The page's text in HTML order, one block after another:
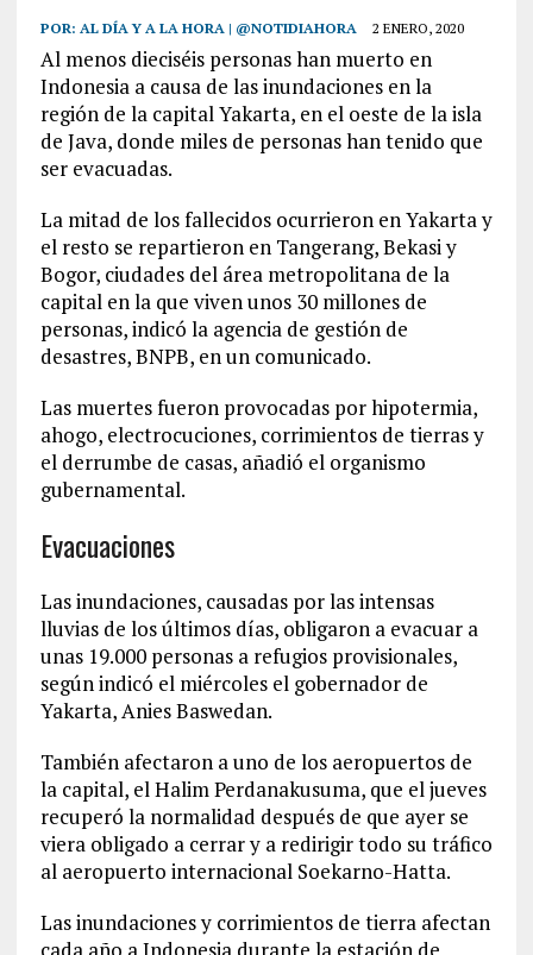
POR: AL DÍA Y A LA HORA | @NOTIDIAHORA 2 ENERO, 2020
Al menos dieciséis personas han muerto en
Indonesia a causa de las inundaciones en la
región de la capital Yakarta, en el oeste de la isla
de Java, donde miles de personas han tenido que
ser evacuadas.
La mitad de los fallecidos ocurrieron en Yakarta y
el resto se repartieron en Tangerang, Bekasi y
Bogor, ciudades del área metropolitana de la
capital en la que viven unos 30 millones de
personas, indicó la agencia de gestión de
desastres, BNPB, en un comunicado.
Las muertes fueron provocadas por hipotermia,
ahogo, electrocuciones, corrimientos de tierras y
el derrumbe de casas, añadió el organismo
gubernamental.
Evacuaciones
Las inundaciones, causadas por las intensas
lluvias de los últimos días, obligaron a evacuar a
unas 19.000 personas a refugios provisionales,
según indicó el miércoles el gobernador de
Yakarta, Anies Baswedan.
También afectaron a uno de los aeropuertos de
la capital, el Halim Perdanakusuma, que el jueves
recuperó la normalidad después de que ayer se
viera obligado a cerrar y a redirigir todo su tráfico
al aeropuerto internacional Soekarno-Hatta.
Las inundaciones y corrimientos de tierra afectan